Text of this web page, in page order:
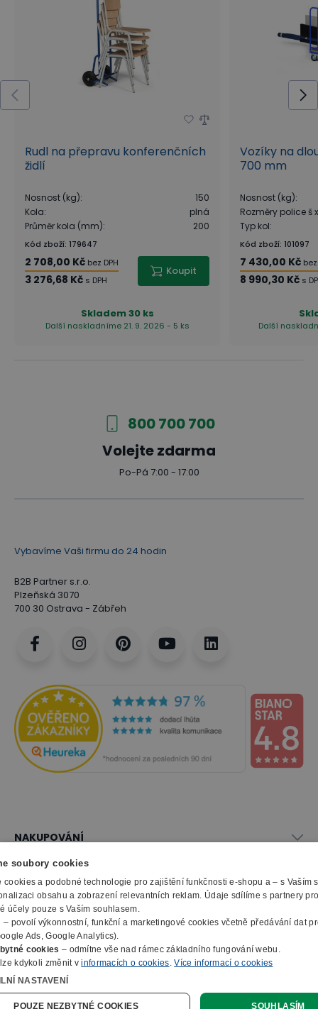
Rudl na přepravu konferenčních
židlí
Nosnost (kg):
150
Kola:
plná
Průměr kola (mm): 200
Kód zboží: 179647
2 708,00 Kč bez DPH
3 276,68 Kč s DPH
Koupit
Skladem30 ks
Další naskladníme 21. 9. 2026 - 5 ks
Vozíky na
700 mm
Nosnost (kg):
Rozměry police š
Typ kol:
Kód zboží: 101097
7 430,00 Kč bez
8 990,30 Kč s
Další
800 700 700
Volejte zdarma
Po-Pá 7:00 - 17:00
Vybavíme Vaši firmu do 24 hodin
B2B Partner s.r.o.
Plzeňská 3070
700 30 Ostrava - Zábřeh
NAKUPOVÁNÍ
Vše o nákupu
Obchodní podmínky
Doprava a montáž
Možnosti platby
Záruka, servis, reklamace
Ochrana osobních údajů
Informace o cookies
Jak nakupovat
Online poptávka
SLUŽBY
Naše katalogy
Reklamační formulář
Výroba kancelářského nábytku
Zpracování elektroodpadu
E-Procurement
O FIRMĚ
O nás
Kontakty
Členství v organizacích
Ocenění a certifikáty
© 2010 - 2026 B2B Partner s.r.o. - Všechna práva vyhrazena.
soubory cookies
cookies a podobné technologie pro zajištění funkčnosti e-shopu a – s Vaším
obsahu a zobrazení relevantních reklam. Údaje sdílíme s partnery
účely pouze s Vaším souhlasem.
– povolí výkonnostní, funkční a marketingové cookies včetně předávání dat
Ads, Google Analytics).
cookies – odmítne vše nad rámec základního fungování webu.
kdykoli změnit vinformacích o cookies. Více informací o cookies
NASTAVENÍ
SOUHLASÍM
POUZE NEZBYTNÉ COOKIES